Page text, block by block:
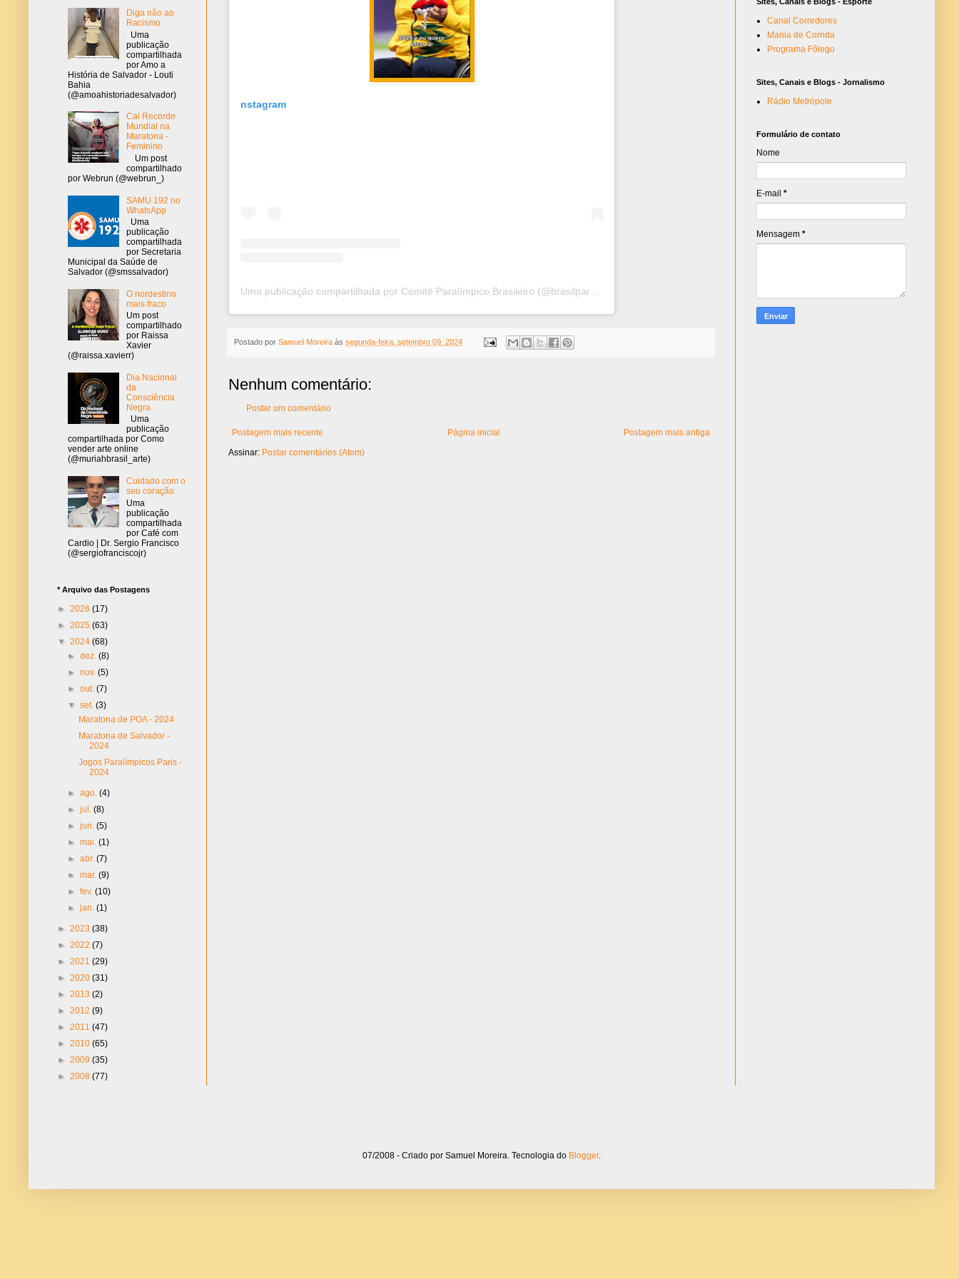
nstagram
Postado por Samuel Moreira às segunda-feira, setembro 09, 2024
Nenhum comentário:
Postar um comentário
Postagem mais recente Postagem mais antiga
Página inicial
Assinar: Postar comentários (Atom)
Diga não ao
Racismo
Uma
publicação
compartilhada
por Amo a
História de Salvador - Louti
Bahia
(@amoahistoriadesalvador)
Cai Recorde
Mundial na
Maratona -
Feminino
Um post
compartilhado
por Webrun (@webrun_)
SAMU 192 no
WhatsApp
Uma
publicação
compartilhada
por Secretaria
Municipal da Saúde de
Salvador (@smssalvador)
O nordestino
mais fraco
Um post
compartilhado
por Raissa
Xavier
(@raissa.xavierr)
Dia Nacional
da
Consciência
Negra
Uma
publicação
compartilhada por Como
vender arte online
(@muriahbrasil_arte)
Cuidado com o
seu coração
Uma
publicação
compartilhada
por Café com
Cardio | Dr. Sergio Francisco
(@sergiofranciscojr)
* Arquivo das Postagens
► 2026 (17)
► 2025 (63)
▼ 2024 (68)
►dez.(8)
►nov.(5)
►out.(7)
▼set.(3)
Maratona de POA - 2024
Maratona de Salvador -
2024
Jogos Paralímpicos Paris -
2024
►ago.(4)
►jul.(8)
►jun.(5)
►mai.(1)
►abr.(7)
►mar.(9)
►fev.(10)
►jan.(1)
► 2023 (38)
► 2022 (7)
► 2021 (29)
► 2020 (31)
► 2013 (2)
► 2012 (9)
► 2011 (47)
► 2010 (65)
► 2009 (35)
► 2008 (77)
Canal Corredores
Mania de Corrida
Programa Fôlego
Sites, Canais e Blogs - Jornalismo
Rádio Metrópole
Formulário de contato
Nome
E-mail *
Mensagem *
07/2008 - Criado por Samuel Moreira. Tecnologia do Blogger.